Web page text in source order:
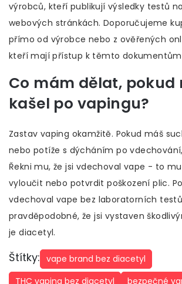
výrobců, kteří publikují výsledky testů
webových stránkách. Doporučujeme
přímo od výrobce nebo z ověřených
kteří mají přístup k těmto
Co mám dělat, pokud
kašel po vapingu?
Zastav vaping okamžitě. Pokud máš
nebo potíže s dýcháním po
Řekni mu, že jsi vdechoval vape - to
vyloučit nebo potvrdit poškození plic.
vdechoval vape bez laboratorních
pravděpodobné, že jsi vystaven
je diacetyl.
Štítky: vape brand bez diacetyl
THC vaping bez diacetyl
bezpečné